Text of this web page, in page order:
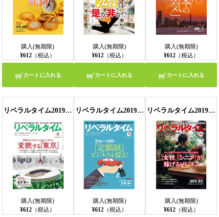
購入(無期限)
¥612 （税込）
カートに入れる
購入(無期限)
¥612（税込）
カートに入れる
購入(無期限)
¥612（税込）
カートに入れる
リベラルタイム2019年8月号
購入(無期限)
¥612 （税込）
リベラルタイム2019年9月号
購入(無期限)
¥612（税込）
リベラルタイム2019年10月号
購入(無期限)
¥612（税込）